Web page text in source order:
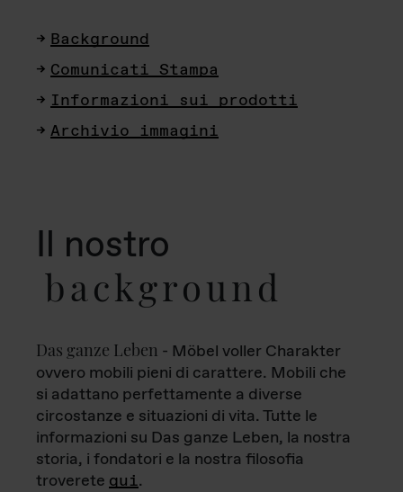
Background
Comunicati Stampa
Informazioni sui prodotti
Archivio immagini
Il nostro
background
Das ganze Leben - Möbel voller Charakter
ovvero mobili pieni di carattere. Mobili che
si adattano perfettamente a diverse
circostanze e situazioni di vita. Tutte le
informazioni su Das ganze Leben, la nostra
storia, i fondatori e la nostra filosofia
troverete qui.